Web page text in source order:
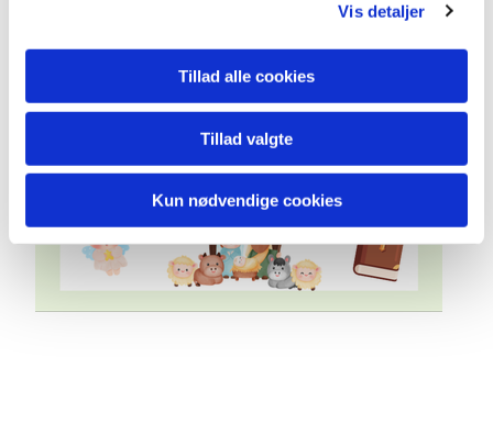
Vis detaljer
Tillad alle cookies
Tillad valgte
Kun nødvendige cookies